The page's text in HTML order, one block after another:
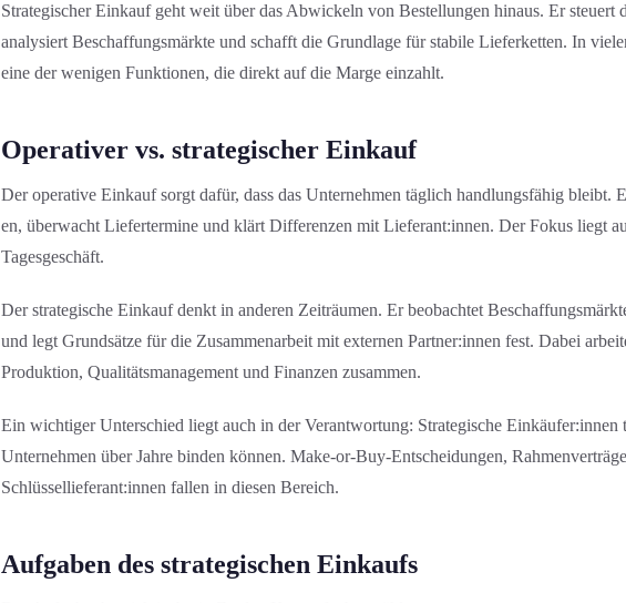
Strategischer Einkauf geht weit über das Abwickeln von Bestellung­en hinaus. Er steuert
analysiert Beschaffungs­märkte und schafft die Grundlage für stabile Lieferketten. In
eine der wenigen Funktionen, die direkt auf die Marge einzahlt.
Operativer vs. strategischer Einkauf
Der operative Einkauf sorgt dafür, dass das Unternehmen täglich handlungs­fähig bleibt.
en, überwacht Liefertermine und klärt Differenzen mit Lieferant:innen. Der Fokus liegt
Tagesgeschäft.
Der strategische Einkauf denkt in anderen Zeiträumen. Er beobachtet
und legt Grundsätze für die Zusammenarbeit mit externen Partner:innen fest. Dabei
Produktion, Qualitäts­management und Finanzen zusammen.
Ein wichtiger Unterschied liegt auch in der Verantwortung: Strategische Einkäufer:innen
Unternehmen über Jahre binden können. Make-or-Buy-Entscheidung­en,
Schlüssellieferant:innen fallen in diesen Bereich.
Aufgaben des strategischen Einkaufs